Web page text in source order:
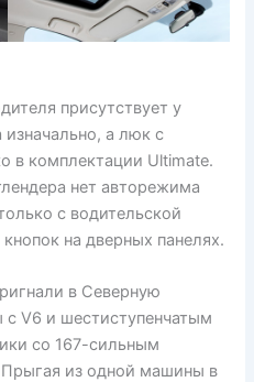
присутствует у
а люк с
в комплектации Ultimate.
нет авторежима
с водительской
на дверных панелях.
в Северную
V6 и шестиступенчатым
со 167-сильным
из одной машины в